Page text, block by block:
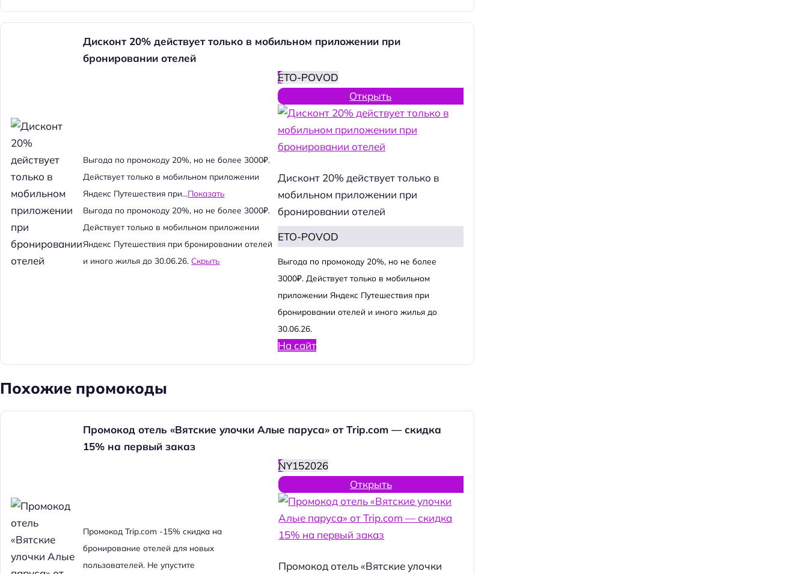
Дисконт 20% действует только в мобильном приложении при
бронировании отелей
Выгода по промокоду 20%, но не более 3000₽.
Действует только в мобильном приложении
Яндекс Путешествия при...Показать
Выгода по промокоду 20%, но не более 3000₽.
Действует только в мобильном приложении
Яндекс Путешествия при бронировании отелей
и иного жилья до 30.06.26.Скрыть
ETO-POVOD
Открыть
Дисконт 20% действует только в
мобильном приложении при
бронировании отелей
ETO-POVOD
Выгода по промокоду 20%, но не более
3000₽. Действует только в мобильном
приложении Яндекс Путешествия при
бронировании отелей и иного жилья до
30.06.26.
На сайт
Похожие промокоды
Промокод отель «Вятские улочки Алые паруса» от Trip.com — скидка
15% на первый заказ
Промокод Trip.com -15% скидка на
бронирование отелей для новых
пользователей. Не упустите
NY152026
Открыть
Промокод отель «Вятские улочки